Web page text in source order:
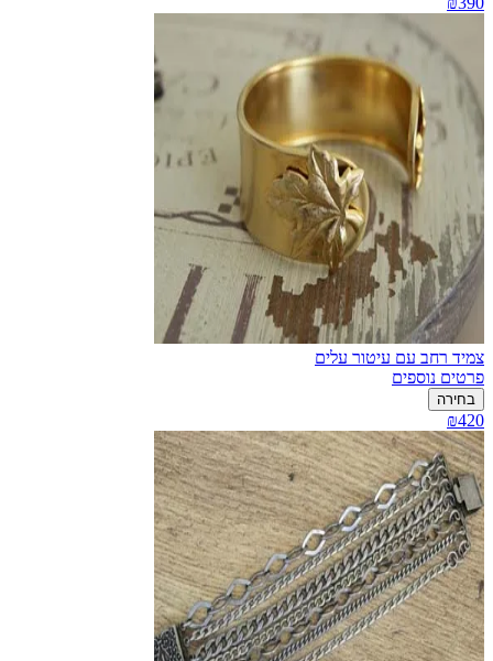
צמיד רחב עם עיטור עלים
פרטים נוספים
בחירה
₪420